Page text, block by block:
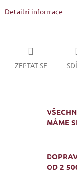
Detailní informace
ZEPTAT SE
MÁME
OD 2